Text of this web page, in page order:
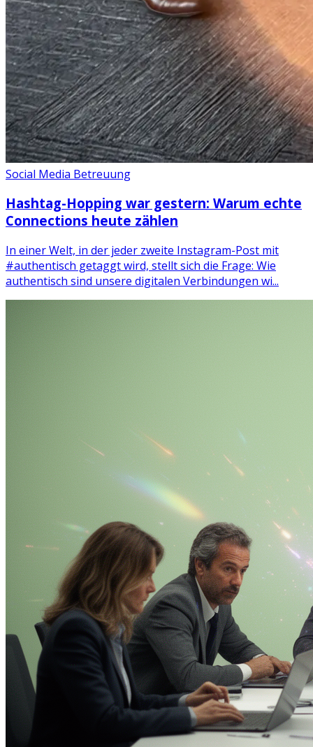
Social Media Betreuung
Hashtag-Hopping war gestern: Warum echte
Connections heute zählen
In einer Welt, in der jeder zweite Instagram-Post mit
#authentisch getaggt wird, stellt sich die Frage: Wie
authentisch sind unsere digitalen Verbindungen wi...